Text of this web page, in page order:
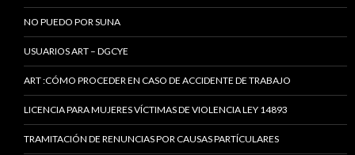
NO PUEDO POR SUNA
USUARIOS ART – DGCYE
ART :CÓMO PROCEDER EN CASO DE ACCIDENTE DE TRABAJO
LICENCIA PARA MUJERES VÍCTIMAS DE VIOLENCIA LEY 14893
TRAMITACIÓN DE RENUNCIAS POR CAUSAS PARTÍCULARES